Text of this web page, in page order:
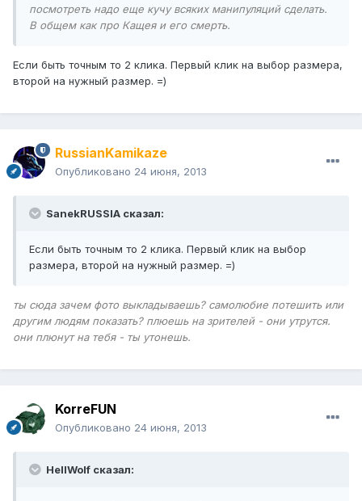
посмотреть надо еще кучу всяких манипуляций сделать.
В общем как про Кащея и его смерть.
Если быть точным то 2 клика. Первый клик на выбор размера,
второй на нужный размер. =)
RussianKamikaze
Опубликовано 24 июня, 2013
SanekRUSSIA сказал:
Если быть точным то 2 клика. Первый клик на выбор
размера, второй на нужный размер. =)
ты сюда зачем фото выкладываешь? самолюбие потешить или
другим людям показать? плюешь на зрителей - они утрутся.
они плюнут на тебя - ты утонешь.
KorreFUN
Опубликовано 24 июня, 2013
HellWolf сказал: